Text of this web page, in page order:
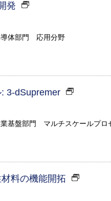
発
導体部門 応用分野
3-dSupremer
基盤部門 マルチスケールプロ
料の機能開拓